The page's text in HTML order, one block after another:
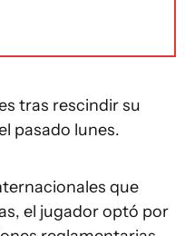
tras rescindir su
pasado lunes.
que
el jugador optó por